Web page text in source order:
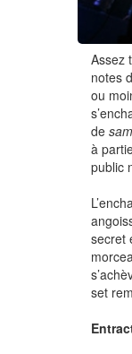
Assez
notes
ou
de
à
public
secret
set